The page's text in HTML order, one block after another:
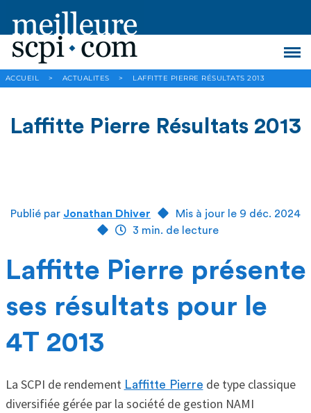
ACCUEIL > ACTUALITES > LAFFITTE PIERRE RÉSULTATS 2013
Laffitte Pierre Résultats 2013
Publié par Jonathan Dhiver
Mis à jour le 9 déc. 2024
3 min. de lecture
Laffitte Pierre présente
ses résultats pour le
4T 2013
La SCPI de rendement Laffitte Pierre de type classique
diversifiée gérée par la société de gestion NAMI